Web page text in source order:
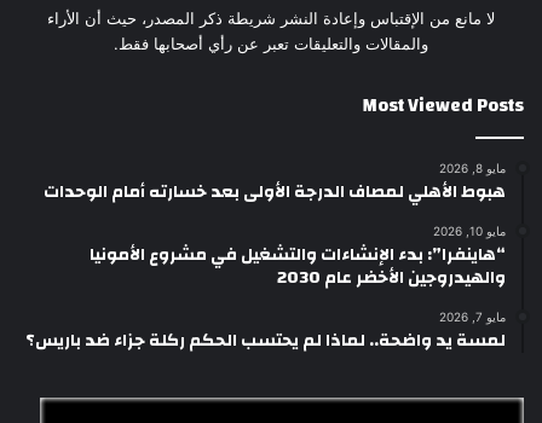
لا مانع من الإقتباس وإعادة النشر شريطة ذكر المصدر، حيث أن الأراء
والمقالات والتعليقات تعبر عن رأي أصحابها فقط.
Most Viewed Posts
مايو 8, 2026
هبوط الأهلي لمصاف الدرجة الأولى بعد خسارته أمام الوحدات
مايو 10, 2026
“هاينفرا”: بدء الإنشاءات والتشغيل في مشروع الأمونيا
والهيدروجين الأخضر عام 2030
مايو 7, 2026
لمسة يد واضحة.. لماذا لم يحتسب الحكم ركلة جزاء ضد باريس؟